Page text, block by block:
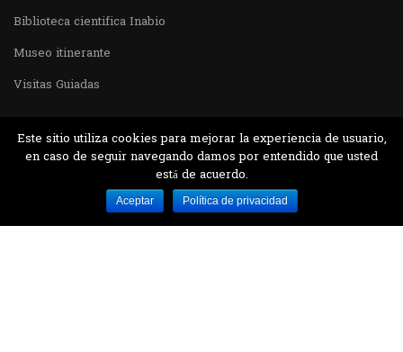
Biblioteca cientifica Inabio
Museo itinerante
Visitas Guiadas
Desarrollado por MJTEC.
Este sitio utiliza cookies para mejorar la experiencia de usuario,
en caso de seguir navegando damos por entendido que usted
está de acuerdo.
Aceptar Política de privacidad